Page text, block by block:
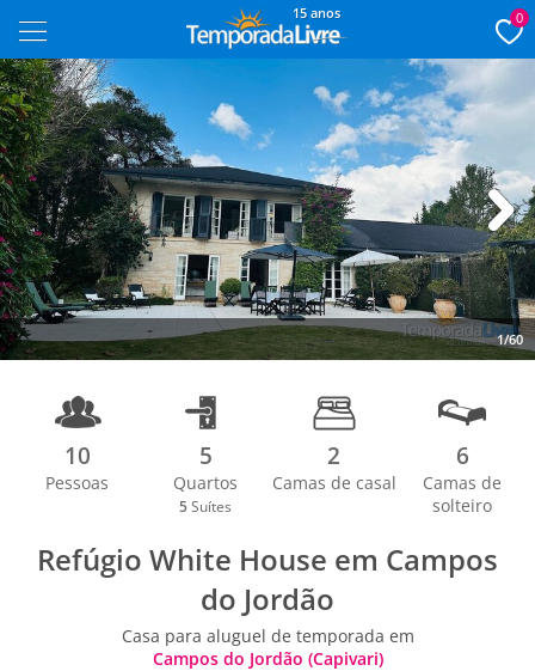
15 anos 0
1/60
Next
10
Pessoas
5
Quartos
5 Suítes
2
Camas de casal
6
Camas de
solteiro
Refúgio White House em Campos
do Jordão
Casa para aluguel de temporada em
Campos do Jordão (Capivari)